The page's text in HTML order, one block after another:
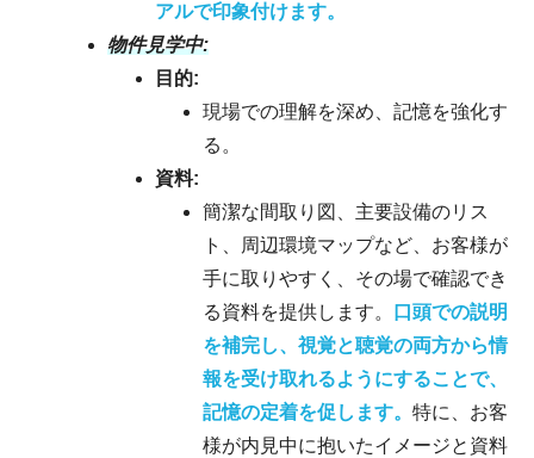
アルで印象付けます。
物件見学中:
目的:
現場での理解を深め、記憶を強化す
る。
資料:
簡潔な間取り図、主要設備のリス
ト、周辺環境マップなど、お客様が
手に取りやすく、その場で確認でき
る資料を提供します。
口頭での説明
を補完し、視覚と聴覚の両方から情
報を受け取れるようにすることで、
記憶の定着を促します。 特に、お客
様が内見中に抱いたイメージと資料